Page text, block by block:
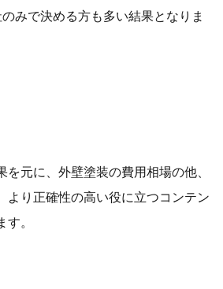
みで決める方も多い結果となりま
を元に、外壁塗装の費用相場の他、
より正確性の高い役に立つコンテン
。